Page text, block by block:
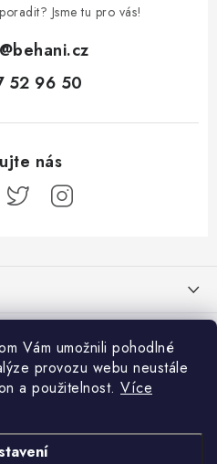
Vám umožnili pohodlné
provozu webu neustále
a použitelnost. Více
Jsme tu pro vás!
@behani.cz
52 96 50
okostice